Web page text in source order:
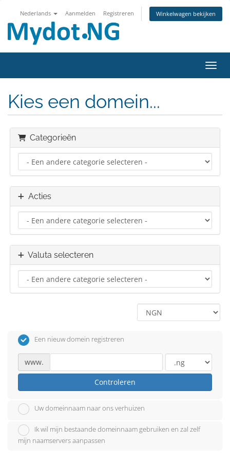
Nederlands Aanmelden Registreren Winkelwagen bekijken
Kies een domein...
Categorieën
Acties
Valuta selecteren
Een nieuw domein registreren
www.
Controleren
Uw domeinnaam naar ons verhuizen
Ik wil mijn bestaande domeinnaam gebruiken en zal zelf
mijn naamservers aanpassen